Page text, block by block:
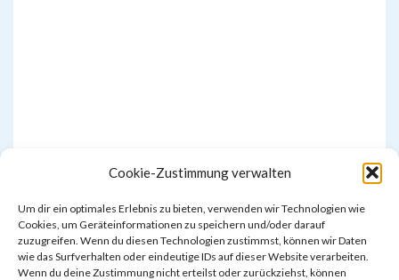
Cookie-Zustimmung verwalten
Um dir ein optimales Erlebnis zu bieten, verwenden wir Technologien wie
Cookies, um Geräteinformationen zu speichern und/oder darauf
zuzugreifen. Wenn du diesen Technologien zustimmst, können wir Daten
wie das Surfverhalten oder eindeutige IDs auf dieser Website verarbeiten.
Wenn du deine Zustimmung nicht erteilst oder zurückziehst, können